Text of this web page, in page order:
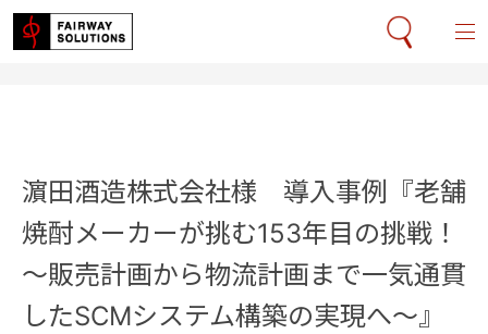
濵田酒造株式会社様 導入事例『老舗
焼酎メーカーが挑む153年目の挑戦！
～販売計画から物流計画まで一気通貫
したSCMシステム構築の実現へ～』